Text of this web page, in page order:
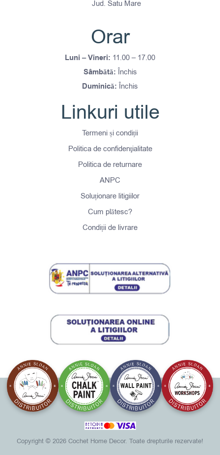
Jud. Satu Mare
Orar
Luni – Vineri: 11.00 – 17.00
Sâmbătă: Închis
Duminică: Închis
Linkuri utile
Termeni și condiții
Politica de confidenţialitate
Politica de returnare
ANPC
Soluționare litigiilor
Cum plătesc?
Condiții de livrare
Copyright © 2026 Cochet Home Decor. Toate drepturile rezervate!